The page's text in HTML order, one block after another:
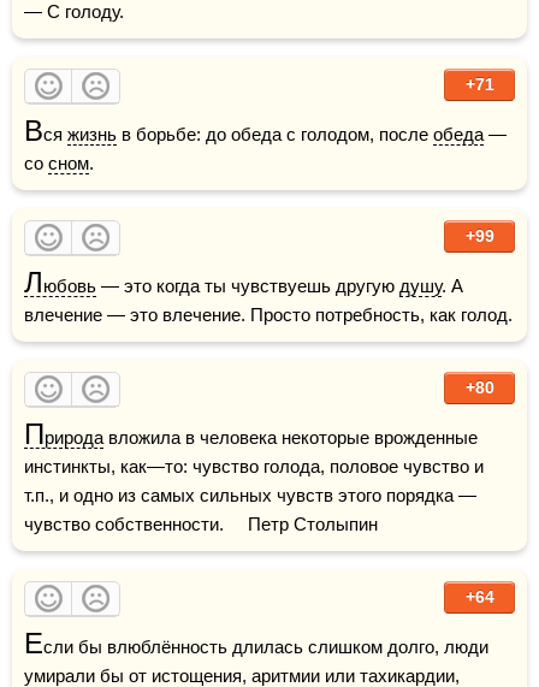
— С голоду.
+71
Вся жизнь в борьбе: до обеда с голодом, после обеда —
со сном.
+99
Любовь — это когда ты чувствуешь другую душу. А
влечение — это влечение. Просто потребность, как голод.
+80
Природа вложила в человека некоторые врожденные
инстинкты, как—то: чувство голода, половое чувство и
т.п., и одно из самых сильных чувств этого порядка —
чувство собственности.     Петр Столыпин
+64
Если бы влюблённость длилась слишком долго, люди
умирали бы от истощения, аритмии или тахикардии,